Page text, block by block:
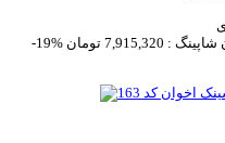
-19%
شاپینگ : 7,915,320 تومان